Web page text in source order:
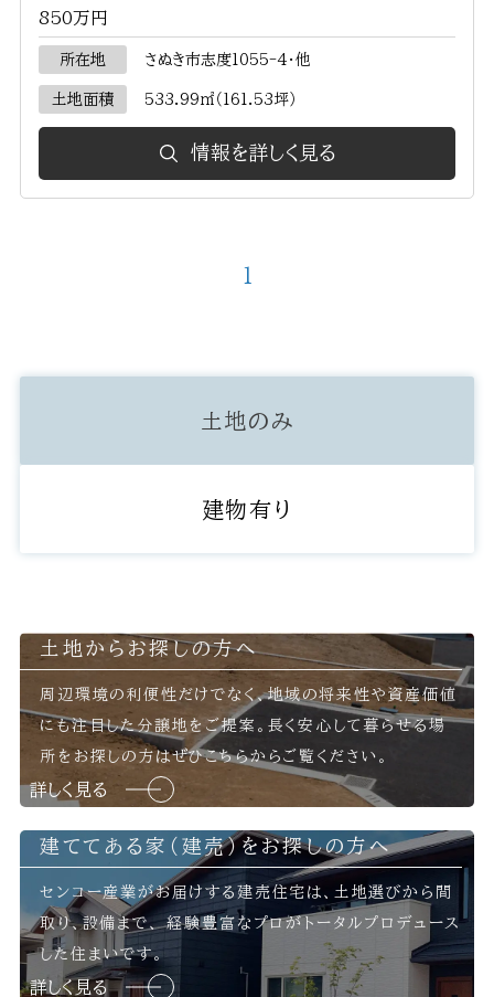
850万円
所在地 さぬき市志度1055-4・他
土地面積 533.99㎡（161.53坪）
情報を詳しく見る
1
土地のみ
建物有り
土地からお探しの方へ
周辺環境の利便性だけでなく、地域の将来性や資産価値
にも注目した分譲地をご提案。長く安心して暮らせる場
所をお探しの方はぜひこちらからご覧ください。
詳しく見る
建ててある家（建売）をお探しの方へ
センコー産業がお届けする建売住宅は、土地選びから間
取り、設備まで、 経験豊富なプロがトータルプロデュース
した住まいです。
詳しく見る